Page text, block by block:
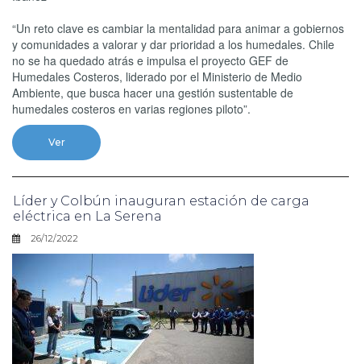
“Un reto clave es cambiar la mentalidad para animar a gobiernos
y comunidades a valorar y dar prioridad a los humedales. Chile
no se ha quedado atrás e impulsa el proyecto GEF de
Humedales Costeros, liderado por el Ministerio de Medio
Ambiente, que busca hacer una gestión sustentable de
humedales costeros en varias regiones piloto”.
Ver
Líder y Colbún inauguran estación de carga
eléctrica en La Serena
26/12/2022